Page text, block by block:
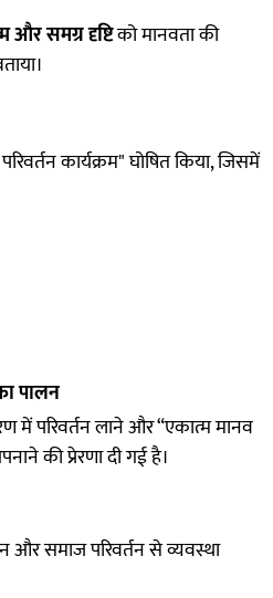
और समग्र दृष्टिको मानवता की
कार्यक्रम" घोषित किया, जिसमें
पालन
परिवर्तन लाने और “एकात्म मानव
की प्रेरणा दी गई है।
और समाज परिवर्तन से व्यवस्था